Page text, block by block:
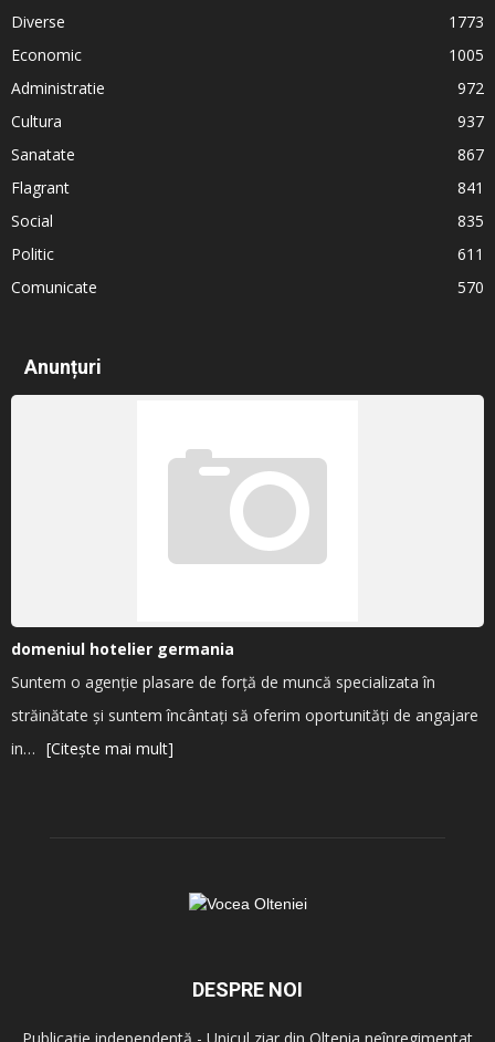
Diverse
1773
Economic
1005
Administratie
972
Cultura
937
Sanatate
867
Flagrant
841
Social
835
Politic
611
Comunicate
570
Anunțuri
domeniul hotelier germania
Suntem o agenție plasare de forță de muncă specializata în
străinătate și suntem încântați să oferim oportunități de angajare
in… [Citește mai mult]
DESPRE NOI
Publicație independentă - Unicul ziar din Oltenia neînregimentat